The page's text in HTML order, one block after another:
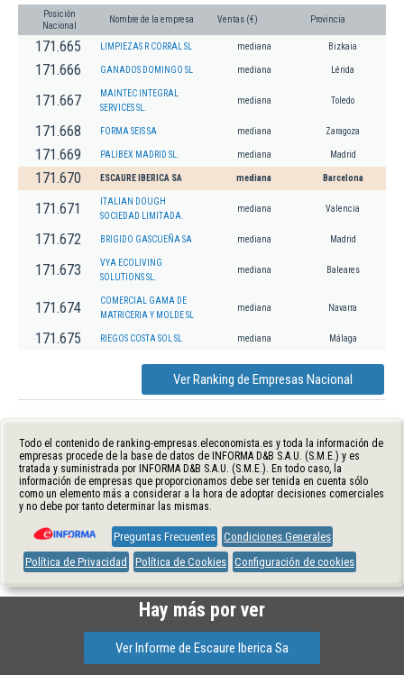
Posición
Nacional
Nombre de la empresa Ventas (€) Provincia
171.665 LIMPIEZAS R CORRAL SL mediana Bizkaia
171.666 GANADOS DOMINGO SL mediana Lérida
171.667
MAINTEC INTEGRAL
SERVICES SL.
mediana Toledo
171.668 FORMA SEIS SA mediana Zaragoza
171.669 PALIBEX MADRID SL. mediana Madrid
171.670 ESCAURE IBERICA SA mediana Barcelona
171.671
ITALIAN DOUGH
SOCIEDAD LIMITADA.
mediana Valencia
171.672 BRIGIDO GASCUEÑA SA mediana Madrid
171.673
VYA ECOLIVING
SOLUTIONS SL.
mediana Baleares
171.674
COMERCIAL GAMA DE
MATRICERIA Y MOLDE SL
mediana Navarra
171.675 RIEGOS COSTA SOL SL mediana Málaga
Ver Ranking de Empresas Nacional
Todo el contenido de ranking-empresas.eleconomista.es y toda la información de
empresas procede de la base de datos de INFORMA D&B S.A.U. (S.M.E.) y es
tratada y suministrada por INFORMA D&B S.A.U. (S.M.E.). En todo caso, la
información de empresas que proporcionamos debe ser tenida en cuenta sólo
como un elemento más a considerar a la hora de adoptar decisiones comerciales
y no debe por tanto determinar las mismas.
Preguntas Frecuentes Condiciones Generales
Política de Privacidad
Política de Cookies Configuración de cookies
Hay más por ver
Ver Informe de Escaure Iberica Sa